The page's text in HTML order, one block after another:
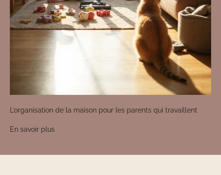
L’organisation de la maison pour les parents qui travaillent
En savoir plus